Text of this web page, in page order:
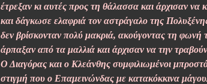
έτρεξαν κι αυτές προς τη θάλασσα και άρχισαν
και δάγκωσε ελαφριά τον αστράγαλο της
δεν βρίσκονταν πολύ μακριά, ακούγοντας τη φωνή
άρπαξαν από τα μαλλιά και άρχισαν να την
Ο Διαγόρας και ο Κλεάνθης συμφιλιωμένοι
στιγμή που ο Επαμεινώνδας με κατακόκκινα